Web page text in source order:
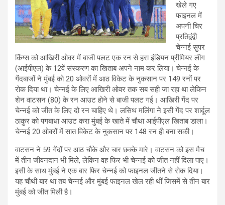
खेले गए
फाइनल में
अपनी चिर
प्रतिद्वंद्वी
चेन्नई सुपर
किंग्स को आखिरी ओवर में बाजी पलट एक रन से हरा इंडियन प्रीमियर लीग
(आईपीएल) के 12वें संस्करण का खिताब अपने नाम कर लिया। चेन्नई के
गेंदबाजों ने मुंबई को 20 ओवरों में आठ विकेट के नुकसान पर 149 रनों पर
रोक दिया था। चेन्नई के लिए आखिरी ओवर तक सब सही जा रहा था लेकिन
शेन वाटसन (80) के रन आउट होने से बाजी पलट गई। आखिरी गेंद पर
चेन्नई को जीत के लिए दो रन चाहिए थे। लसिथ मलिंगा ने इसी गेंद पर शार्दूल
ठाकुर को पगबाधा आउट करा मुंबई के खाते में चौथा आईपीएल खिताब डाला।
चेन्नई 20 ओवरों में सात विकेट के नुकसान पर 148 रन ही बना सकी।
वाटसन ने 59 गेंदों पर आठ चौके और चार छक्के मारे। वाटसन को इस मैच
में तीन जीवनदान भी मिले, लेकिन वह फिर भी चेन्नई को जीत नहीं दिला पाए।
इसी के साथ मुंबई ने एक बार फिर चेन्नई को फाइनल जीतने से रोक दिया।
यह चौथी बार था तब चेन्नई और मुंबई फाइनल खेल रही थीं जिसमें से तीन बार
मुंबई को जीत मिली है।